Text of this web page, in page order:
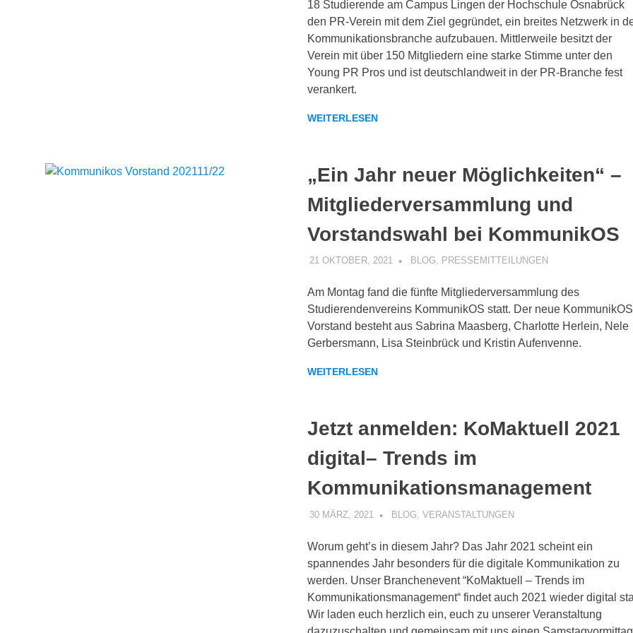
18 Studierende am Campus Lingen der Hochschule Osnabrück
den PR-Verein mit dem Ziel gegründet, ein breites Netzwerk in
Kommunikationsbranche aufzubauen. Mittlerweile besitzt der
Verein mit über 150 Mitgliedern eine starke Stimme unter den
Young PR Pros und ist deutschlandweit in der PR-Branche fest
verankert.
WEITERLESEN
„Ein Jahr neuer Möglichkeiten“ –
Mitgliederversammlung und
Vorstandswahl bei KommunikOS
21 OKTOBER, 2021 KOMMUNIKOS
BLOG, PRESSEMITTEILUNGEN
Am Montag fand die fünfte Mitgliederversammlung des
Studierendenvereins KommunikOS statt. Der neue
Vorstand besteht aus Sabrina Maasberg, Charlotte Herlein, Nele
Gerbersmann, Lisa Steinbrück und Kristin Aufenvenne.
WEITERLESEN
Jetzt anmelden: KoMaktuell 2021
digital– Trends im
Kommunikationsmanagement
30 MÄRZ, 2021 KOMMUNIKOS
BLOG VERANSTALTUNGEN
Worum geht’s in diesem Jahr? Das Jahr 2021 scheint ein
spannendes Jahr besonders für die digitale Kommunikation zu
werden. Unser Branchenevent “KoMaktuell – Trends im
Kommunikationsmanagement“ findet auch 2021 wieder digital
Wir laden euch herzlich ein, euch zu unserer Veranstaltung